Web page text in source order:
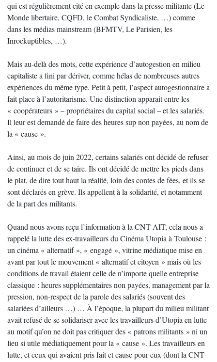
qui est régulièrement cité en exemple dans la presse militante (Le
Monde libertaire, CQFD, le Combat Syndicaliste, …) comme
dans les médias mainstream (BFMTV, Le Parisien, les
Inrockuptibles, …).
Mais au-delà des mots, cette expérience d’autogestion en milieu
capitaliste a fini par dériver, comme hélas de nombreuses autres
expériences du même type. Petit à petit, l’aspect autogestionnaire a
fait place à l’autoritarisme. Une distinction apparait entre les
« coopérateurs » – propriétaires du capital social – et les salariés.
Il leur est demandé de faire des heures sup non payées, au nom de
la « cause ».
Ainsi, au mois de juin 2022, certains salariés ont décidé de refuser
de continuer et de se taire. Ils ont décidé de mettre les pieds dans
le plat, de dire tout haut la réalité, loin des contes de fées, et ils se
sont déclarés en grève. Ils appellent à la solidarité, et notamment
de la part des militants.
Quand nous avons reçu l’information à la CNT-AIT, cela nous a
rappelé la lutte des ex-travailleurs du Cinéma Utopia à Toulouse :
un cinéma « alternatif », « engagé », vitrine médiatique mise en
avant par tout le mouvement « alternatif et citoyen » mais où les
conditions de travail étaient celle de n’importe quelle entreprise
classique : heures supplémentaires non payées, management par la
pression, non-respect de la parole des salariés (souvent des
salariées d’ailleurs …) … À l’époque, la plupart du milieu militant
avait refusé de se solidariser avec les travailleurs d’Utopia en lutte
au motif qu’on ne doit pas critiquer des « patrons militants » ni un
lieu si utile médiatiquement pour la « cause ». Les travailleurs en
lutte, et ceux qui avaient pris fait et cause pour eux (dont la CNT-